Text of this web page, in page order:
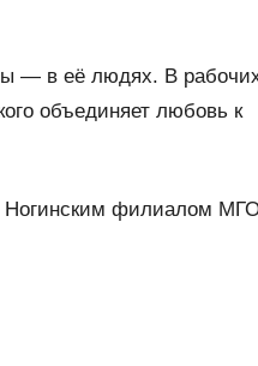
— в её людях. В
объединяет любовь к
Ногинским филиалом